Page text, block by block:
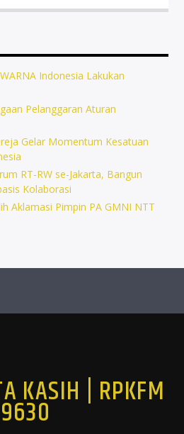
Indonesia Lakukan
Pelanggaran Aturan
Gelar Momentum Kesatuan
RT-RW se-Jakarta, Bangun
Kolaborasi
Aklamasi Pimpin PA GMNI NTT
KASIH | RPKFM
9630